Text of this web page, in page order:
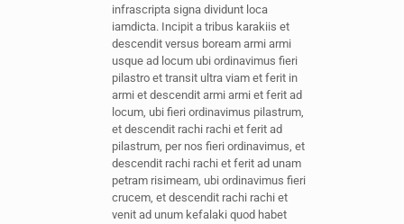
infrascripta signa dividunt loca
iamdicta. Incipit a tribus karakiis et
descendit versus boream armi armi
usque ad locum ubi ordinavimus fieri
pilastro et transit ultra viam et ferit in
armi et descendit armi armi et ferit ad
locum, ubi fieri ordinavimus pilastrum,
et descendit rachi rachi et ferit ad
pilastrum, per nos fieri ordinavimus, et
descendit rachi rachi et ferit ad unam
petram risimeam, ubi ordinavimus fieri
crucem, et descendit rachi rachi et
venit ad unum kefalaki quod habet